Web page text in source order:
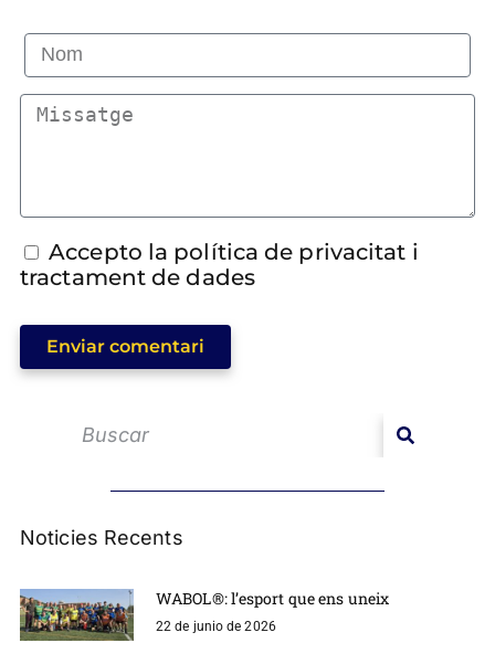
Accepto la política de privacitat i
tractament de dades
Enviar comentari
Noticies Recents
WABOL®: l’esport que ens uneix
22 de junio de 2026